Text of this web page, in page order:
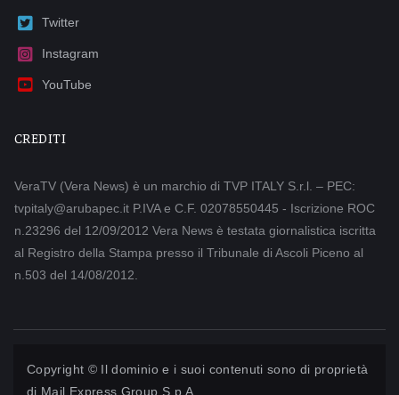
Twitter
Instagram
YouTube
CREDITI
VeraTV (Vera News) è un marchio di TVP ITALY S.r.l. – PEC:
tvpitaly@arubapec.it P.IVA e C.F. 02078550445 - Iscrizione ROC
n.23296 del 12/09/2012 Vera News è testata giornalistica iscritta
al Registro della Stampa presso il Tribunale di Ascoli Piceno al
n.503 del 14/08/2012.
Copyright © Il dominio e i suoi contenuti sono di proprietà
di Mail Express Group S.p.A.